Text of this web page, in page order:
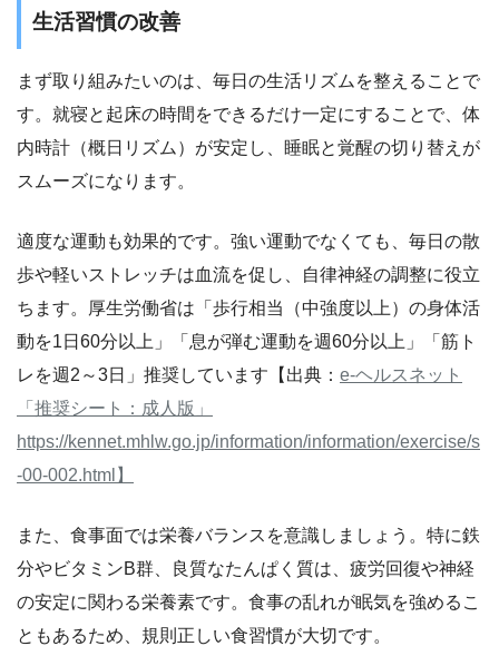
生活習慣の改善
まず取り組みたいのは、毎日の生活リズムを整えることで
す。就寝と起床の時間をできるだけ一定にすることで、体
内時計（概日リズム）が安定し、睡眠と覚醒の切り替えが
スムーズになります。
適度な運動も効果的です。強い運動でなくても、毎日の散
歩や軽いストレッチは血流を促し、自律神経の調整に役立
ちます。厚生労働省は「歩行相当（中強度以上）の身体活
動を1日60分以上」「息が弾む運動を週60分以上」「筋ト
レを週2～3日」推奨しています【出典： e-ヘルスネット
「推奨シート：成人版」
https://kennet.mhlw.go.jp/information/information/exercise/s
-00-002.html】
また、食事面では栄養バランスを意識しましょう。特に鉄
分やビタミンB群、良質なたんぱく質は、疲労回復や神経
の安定に関わる栄養素です。食事の乱れが眠気を強めるこ
ともあるため、規則正しい食習慣が大切です。